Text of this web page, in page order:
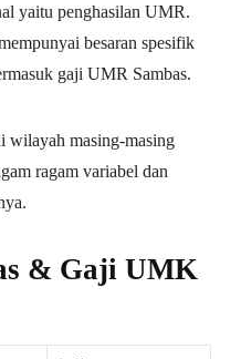
yaitu penghasilan UMR.
besaran spesifik
gaji UMR Sambas.
wilayah masing-masing
ragam variabel dan
& Gaji UMK